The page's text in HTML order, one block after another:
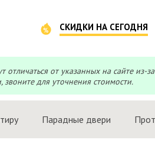
СКИДКИ НА СЕГОДНЯ
от указанных на сайте из-
для уточнения стоимости.
Парадные двери